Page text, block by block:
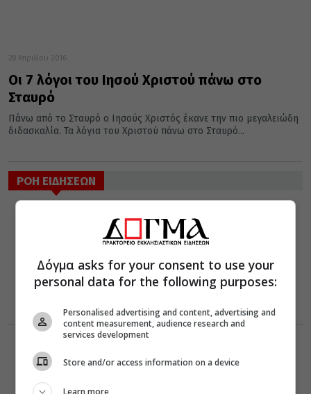
28 Απριλίου 2016
Οι 7 λόγοι του Ιησού Χριστού πάνω στο
Σταυρό
Πάνω από το Σταυρό ο Ιησούς Χριστός έκανε την πιο μεγαλειώδη
διδασκαλία. Τα λόγια του Χριστού πάνω στο Σταυρό...
ΡΟΗ ΕΙΔΗΣΕΩΝ
Γεωργίας στο
Πατριαρχείο
Ιεροσολύμων
16:15
Δόγμα asks for your consent to use your
personal data for the following purposes:
Personalised advertising and content, advertising and
content measurement, audience research and
services development
Store and/or access information on a device
Learn more